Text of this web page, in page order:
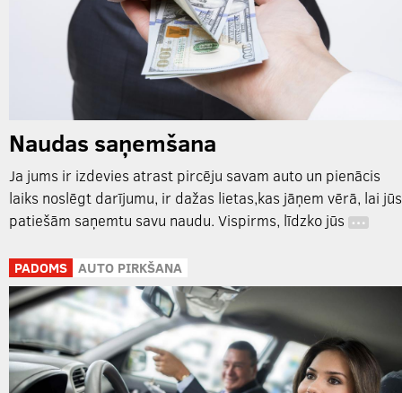
Naudas saņemšana
Ja jums ir izdevies atrast pircēju savam auto un pienācis
laiks noslēgt darījumu, ir dažas lietas,kas jāņem vērā, lai jūs
patiešām saņemtu savu naudu. Vispirms, līdzko jūs …
PADOMS AUTO PIRKŠANA